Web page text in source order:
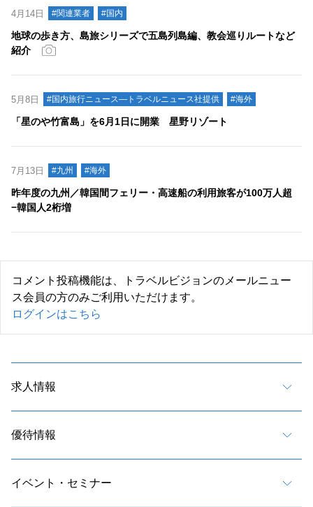
4月14日 #関連業者 #国内
地球の歩き方、島旅シリーズで五島列島編、教会巡りルートなど
紹介
5月8日 #国内旅行ニュース―トラベルニュース社提供 #海外
「星のや竹富島」を6月1日に開業 星野リゾート
7月13日 #九州 #海外
昨年度の九州／韓国間フェリー・高速船の利用旅客が100万人超
−韓国人2桁増
コメント投稿機能は、トラベルビジョンのメールニュー
ス会員の方のみご利用いただけます。
ログインはこちら
求人情報
優待情報
イベント・セミナー